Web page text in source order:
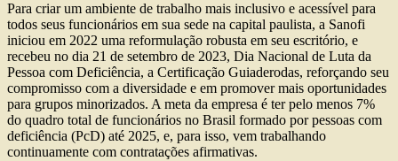
Para criar um ambiente de trabalho mais inclusivo e acessível para
todos seus funcionários em sua sede na capital paulista, a Sanofi
iniciou em 2022 uma reformulação robusta em seu escritório, e
recebeu no dia 21 de setembro de 2023, Dia Nacional de Luta da
Pessoa com Deficiência, a Certificação Guiaderodas, reforçando seu
compromisso com a diversidade e em promover mais oportunidades
para grupos minorizados. A meta da empresa é ter pelo menos 7%
do quadro total de funcionários no Brasil formado por pessoas com
deficiência (PcD) até 2025, e, para isso, vem trabalhando
continuamente com contratações afirmativas.